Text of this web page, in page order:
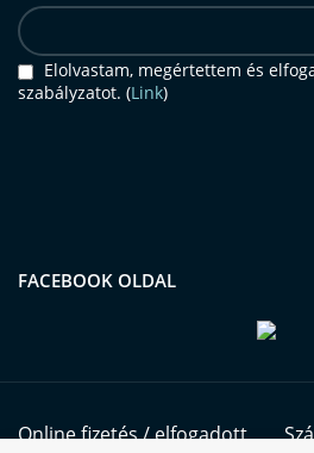
Elolvastam, megértettem és
szabályzatot. (Link)
FACEBOOK OLDAL
Online fizetés / elfogadott